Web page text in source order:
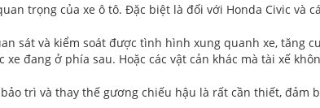
trọng của xe ô tô. Đặc biệt là đối với Honda Civic và
sát và kiểm soát được tình hình xung quanh xe, tăng
xe đang ở phía sau. Hoặc các vật cản khác mà tài xế
trì và thay thế gương chiếu hậu là rất cần thiết,